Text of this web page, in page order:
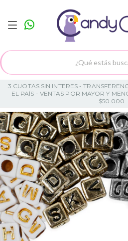
3 CUOTAS SIN INTERES -
EL PAÍS - VENTAS POR MAYOR Y
$50.000